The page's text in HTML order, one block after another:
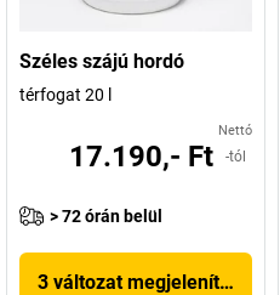
Széles szájú hordó
térfogat 20 l
Nettó
17.190,- Ft -tól
> 72 órán belül
3 változat megjelenítése